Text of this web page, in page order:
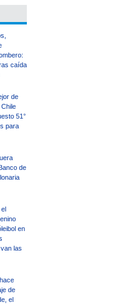
caída
de
51°
para
de
en
las
de
el